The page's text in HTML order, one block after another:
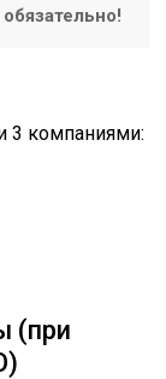
3 компаниями:
(при